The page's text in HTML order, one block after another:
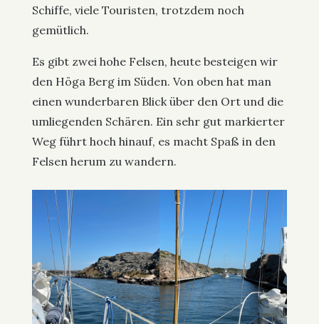
Schiffe, viele Touristen, trotzdem noch
gemütlich.
Es gibt zwei hohe Felsen, heute besteigen wir
den Höga Berg im Süden. Von oben hat man
einen wunderbaren Blick über den Ort und die
umliegenden Schären. Ein sehr gut markierter
Weg führt hoch hinauf, es macht Spaß in den
Felsen herum zu wandern.